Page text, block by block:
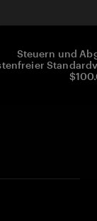
Steuern und